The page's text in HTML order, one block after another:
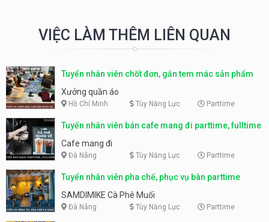
VIỆC LÀM THÊM LIÊN QUAN
Tuyển nhân viên chốt đơn, gắn tem mác sản phẩm
Xưởng quần áo
Hồ Chí Minh Tùy Năng Lực Parttime
Tuyển nhân viên bán cafe mang đi parttime, fulltime
Cafe mang đi
Đà Nẵng Tùy Năng Lực Parttime
Tuyển nhân viên pha chế, phục vụ bàn parttime
SAMDIMIKE Cà Phê Muối
Đà Nẵng Tùy Năng Lực Parttime